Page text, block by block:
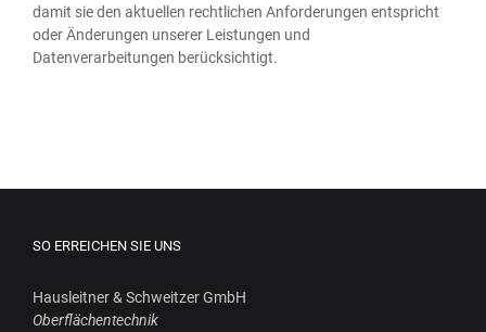
damit sie den aktu­el­len recht­li­chen Anfor­de­run­gen ent­spricht
oder Ände­run­gen unse­rer Leis­tun­gen und
Daten­ver­ar­bei­tun­gen berücksichtigt.
SO ERREICHEN SIE UNS
Haus­leit­ner & Schweit­zer GmbH
Ober­flä­chen­tech­nik